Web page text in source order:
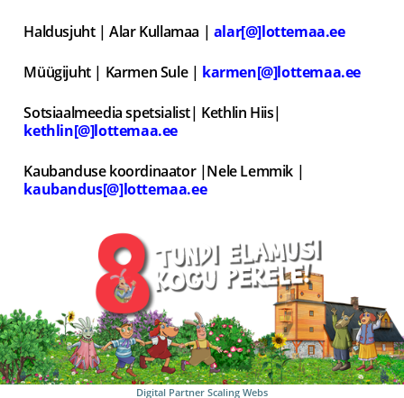
Haldusjuht | Alar Kullamaa | alar[@]lottemaa.ee
Müügijuht | Karmen Sule | karmen[@]lottemaa.ee
Sotsiaalmeedia spetsialist| Kethlin Hiis|
kethlin[@]lottemaa.ee
Kaubanduse koordinaator |Nele Lemmik |
kaubandus[@]lottemaa.ee
Digital Partner Scaling Webs